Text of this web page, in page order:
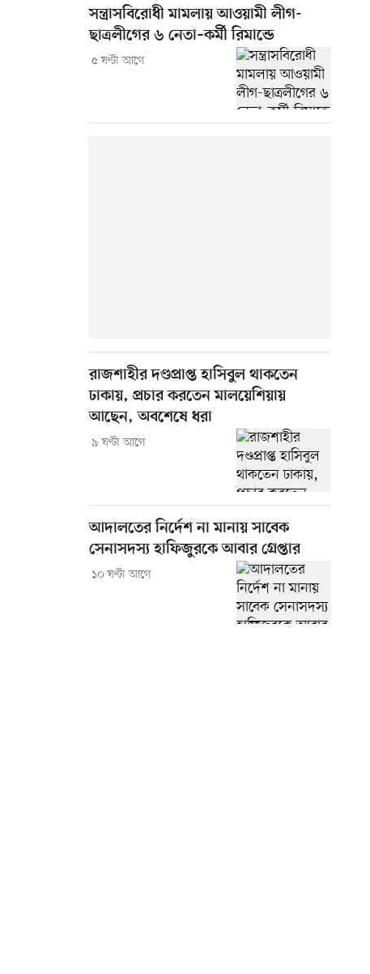
সন্ত্রাসবিরোধী মামলায় আওয়ামী লীগ-
ছাত্রলীগের ৬ নেতা–কর্মী রিমান্ডে
৫ ঘণ্টা আগে
রাজশাহীর দণ্ডপ্রাপ্ত হাসিবুল থাকতেন
ঢাকায়, প্রচার করতেন মালয়েশিয়ায়
আছেন, অবশেষে ধরা
৯ ঘণ্টা আগে
আদালতের নির্দেশ না মানায় সাবেক
সেনাসদস্য হাফিজুরকে আবার গ্রেপ্তার
১০ ঘণ্টা আগে